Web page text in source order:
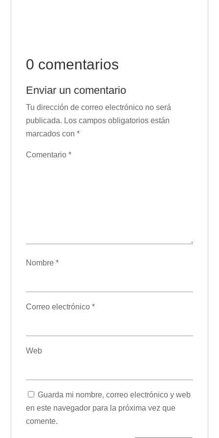
0 comentarios
Enviar un comentario
Tu dirección de correo electrónico no será
publicada. Los campos obligatorios están
marcados con*
Comentario*
Nombre*
Correo electrónico*
Web
Guarda mi nombre, correo electrónico y web
en este navegador para la próxima vez que
comente.